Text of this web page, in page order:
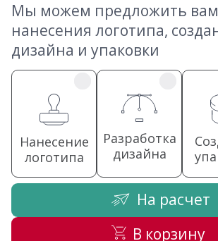
Мы можем предложить вам
нанесения логотипа,
дизайна и упаковки
Нанесение
логотипа
Разработка
дизайна
На расчет
В корзину